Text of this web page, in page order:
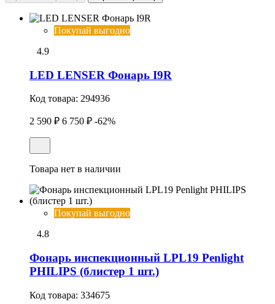
Покупай выгодно
4.9
LED LENSER Фонарь I9R
Код товара: 294936
2 590 ₽ 6 750 ₽ -62%
Товара нет в наличии
Покупай выгодно
4.8
Фонарь инспекционный LPL19 Penlight
PHILIPS (блистер 1 шт.)
Код товара: 334675